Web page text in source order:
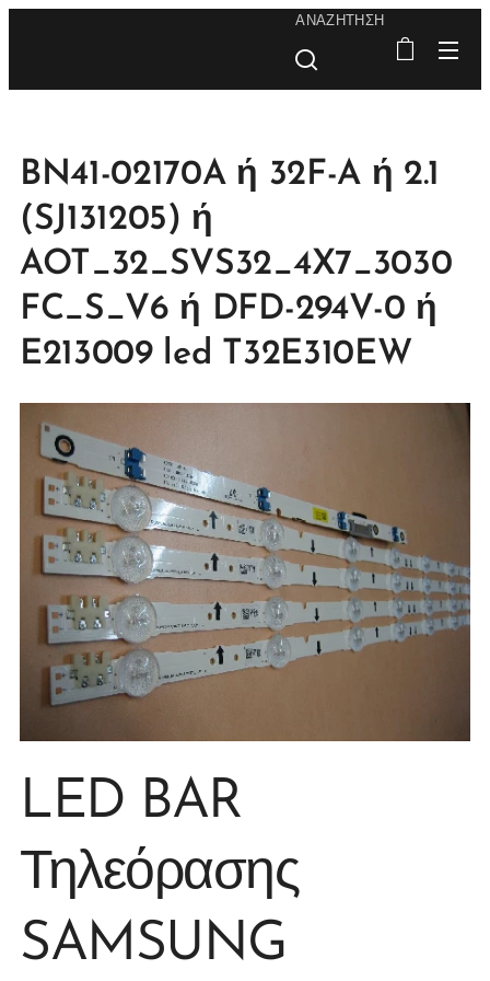
ΑΝΑΖΉΤΗΣΗ
BN41-02170A ή 32F-A ή 2.1
(SJ131205) ή
AOT_32_SVS32_4X7_3030
FC_S_V6 ή DFD-294V-0 ή
E213009 led T32E310EW
LED BAR
Τηλεόρασης
SAMSUNG